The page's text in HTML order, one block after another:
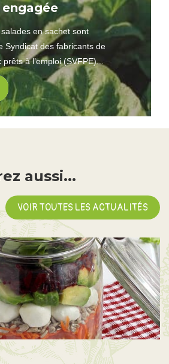
en sachet sont
Syndicat des fabricants de
à l’emploi (SVFPE)...
aussi...
VOIR TOUTES LES ACTUALITÉS